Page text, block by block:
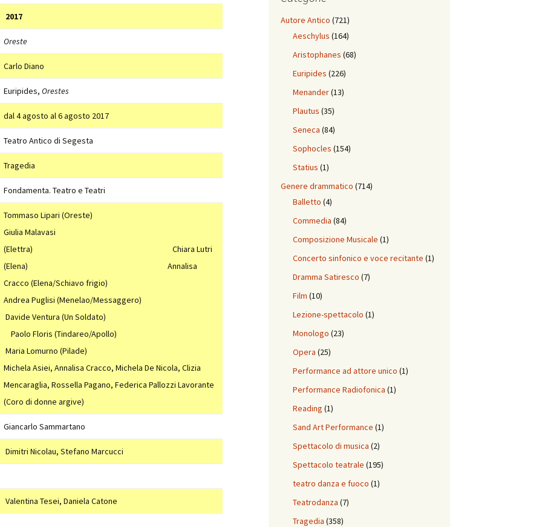
2017
Oreste
Carlo Diano
Euripides, Orestes
dal 4 agosto al 6 agosto 2017
Teatro Antico di Segesta
Tragedia
Fondamenta. Teatro e Teatri
Tommaso Lipari (Oreste)
Giulia Malavasi
(Elettra)
Chiara Lutri
(Elena)
Annalisa
Cracco (Elena/Schiavo frigio)
Andrea Puglisi (Menelao/Messaggero)
Davide Ventura (Un Soldato)
Paolo Floris (Tindareo/Apollo)
Maria Lomurno (Pilade)
Michela Asiei, Annalisa Cracco, Michela De Nicola, Clizia
Mencaraglia, Rossella Pagano, Federica Pallozzi Lavorante
(Coro di donne argive)
Giancarlo Sammartano
Dimitri Nicolau, Stefano Marcucci
Valentina Tesei, Daniela Catone
Autore Antico (721)
Aeschylus (164)
Aristophanes (68)
Euripides (226)
Menander(13)
Plautus (35)
Seneca (84)
Sophocles (154)
Statius (1)
Genere drammatico (714)
Balletto (4)
Commedia (84)
Composizione Musicale (1)
Concerto sinfonico e voce recitante (1)
Dramma Satiresco (7)
Film (10)
Lezione-spettacolo (1)
Monologo (23)
Opera (25)
Performance ad attore unico (1)
Performance Radiofonica (1)
Reading (1)
Sand Art Performance (1)
Spettacolo di musica (2)
Spettacolo teatrale (195)
teatro danza e fuoco (1)
Teatrodanza (7)
Tragedia (358)